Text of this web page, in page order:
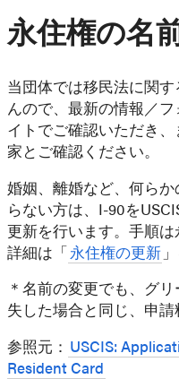
永住権の名
当団体では移民法に関
んので、最新の情報／
イトでご確認いただき
家とご確認ください。
婚姻、離婚など、何ら
らない方は、I-90を
更新を行います。手順は
詳細は「永住権の更新
＊名前の変更でも、グ
失した場合と同じ、申請
参照元： USCIS:
Resident Card